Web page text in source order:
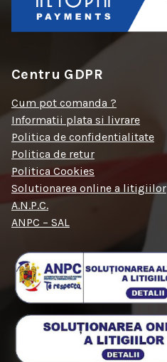
Centru GDPR
Cum pot comanda ?
Informatii plata si livrare
Politica de confidentialitate
Politica de retur
Politica Cookies
Solutionarea online a litigiilor
A.N.P.C.
ANPC – SAL